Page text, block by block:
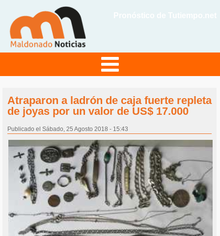
Atraparon a ladrón de caja fuerte repleta
de joyas por un valor de US$ 17.000
Publicado el Sábado, 25 Agosto 2018 - 15:43